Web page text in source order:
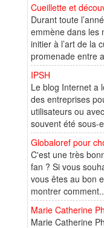
Cueillette et
Durant toute
emmène dans les
initier à l’art de la
promenade entre
IPSH
Le blog Internet a
des entreprises
utilisateurs ou
souvent été sous-
Globaloref pour
C'est une très
fan ? Si vous
vous êtes au bon
montrer
Marie Catherine
Marie Catherine